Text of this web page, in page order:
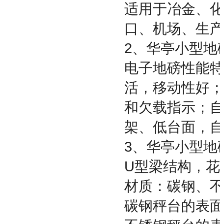
适用于冶金、
口、机场、生
2、华亭小型
电子地磅性能
活，移动性好
和欠载指示；
架、低台面，
3、华亭小型
U型梁结构，
材质：碳钢、
碳钢秤台的表